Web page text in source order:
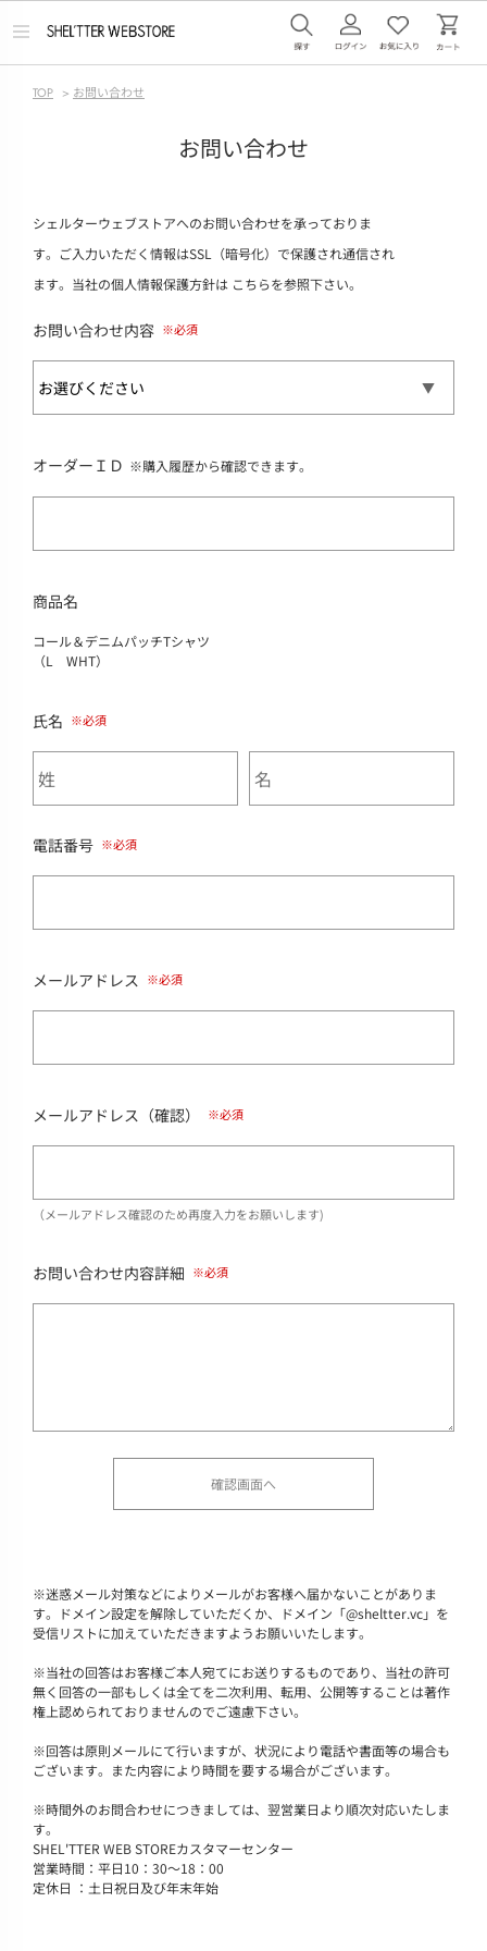
メ
TOP > お問い合わせ
お問い合わせ
シェルターウェブストアへのお問い合わせを承っておりま
す。ご入力いただく情報はSSL（暗号化）で保護され通信され
ます。当社の個人情報保護方針は こちらを参照下さい。
お問い合わせ内容
オーダーＩＤ ※購入履歴から確認できます。
商品名
コール＆デニムパッチTシャツ
（L WHT）
氏名
電話番号
メールアドレス
メールアドレス（確認）
（メールアドレス確認のため再度入力をお願いします)
お問い合わせ内容詳細
※迷惑メール対策などによりメールがお客様へ届かないことがありま
す。ドメイン設定を解除していただくか、ドメイン「@sheltter.vc」を
受信リストに加えていただきますようお願いいたします。
※当社の回答はお客様ご本人宛てにお送りするものであり、当社の許可
無く回答の一部もしくは全てを二次利用、転用、公開等することは著作
権上認められておりませんのでご遠慮下さい。
※回答は原則メールにて行いますが、状況により電話や書面等の場合も
ございます。また内容により時間を要する場合がございます。
※時間外のお問合わせにつきましては、翌営業日より順次対応いたしま
す。
SHEL'TTER WEB STOREカスタマーセンター
営業時間：平日10：30～18：00
定休日 ：土日祝日及び年末年始